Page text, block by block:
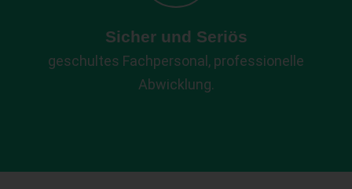
Sicher und Seriös
geschultes Fachpersonal, professionelle
Abwicklung.